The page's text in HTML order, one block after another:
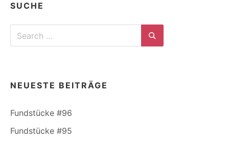
SUCHE
Search
for:
Search
NEUESTE BEITRÄGE
Fundstücke #96
Fundstücke #95